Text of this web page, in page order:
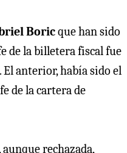
Boricque han sido
de la billetera fiscal fue
El anterior, había sido el
de la cartera de
rechazada,